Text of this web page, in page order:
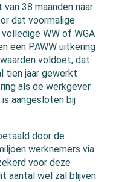
38 maanden naar
dat voormalige
WW of WGA
een PAWW uitkering
voldoet, dat
tien jaar gewerkt
als de werkgever
aangesloten bij
door de
werknemers via
voor deze
aantal wel zal blijven